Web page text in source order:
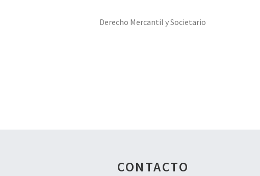
Derecho Mercantil y Societario
CONTACTO